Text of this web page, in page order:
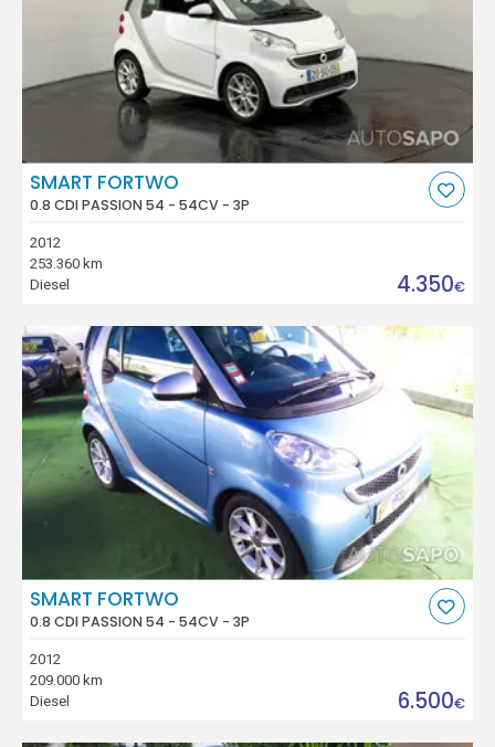
SMART FORTWO
0.8 CDI PASSION 54 - 54CV - 3P
2012
253.360 km
Diesel
4.350€
SMART FORTWO
0.8 CDI PASSION 54 - 54CV - 3P
2012
209.000 km
Diesel
6.500€